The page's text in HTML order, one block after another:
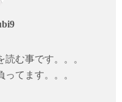
む事です。。。
てます。。。